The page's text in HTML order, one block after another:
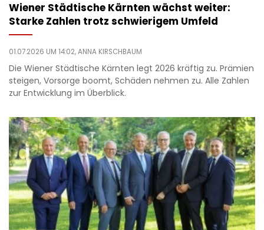
Wiener Städtische Kärnten wächst weiter:
Starke Zahlen trotz schwierigem Umfeld
01.07.2026 UM 14:02,ANNA KIRSCHBAUM
Die Wiener Städtische Kärnten legt 2026 kräftig zu. Prämien
steigen, Vorsorge boomt, Schäden nehmen zu. Alle Zahlen
zur Entwicklung im Überblick.